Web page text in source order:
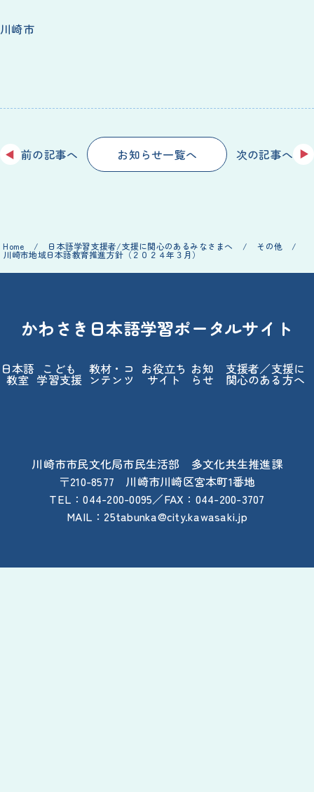
川崎市
前の記事へ お知らせ一覧へ 次の記事へ
Home / 日本語学習支援者/支援に関心のあるみなさまへ / その他 /
川崎市地域日本語教育推進方針（２０２４年 ３ 月）
かわさき 日本語学習ポータルサイト
日本語
教室
こども
学習支援
教材 ・コ
ンテンツ
お役立ち
サイト
お知
らせ
支援者／支援に
関心のある方へ
川崎市市民文化局市民生活部 多文化共生推進課
〒210-8577 川崎市川崎区宮本町1番地
TEL：044-200-0095／FAX：044-200-3707
MAIL：25tabunka@city.kawasaki.jp